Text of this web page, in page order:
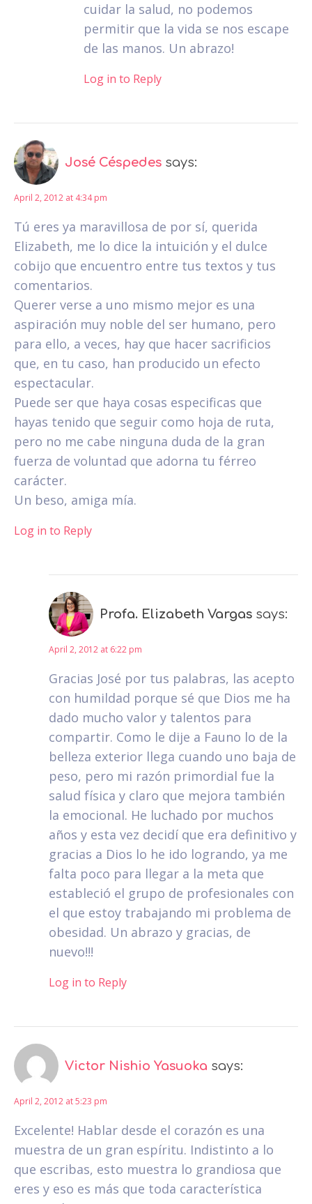
cuidar la salud, no podemos
permitir que la vida se nos escape
de las manos. Un abrazo!
Log in to Reply
José Céspedes says:
April 2, 2012 at 4:34 pm
Tú eres ya maravillosa de por sí, querida
Elizabeth, me lo dice la intuición y el dulce
cobijo que encuentro entre tus textos y tus
comentarios.
Querer verse a uno mismo mejor es una
aspiración muy noble del ser humano, pero
para ello, a veces, hay que hacer sacrificios
que, en tu caso, han producido un efecto
espectacular.
Puede ser que haya cosas especificas que
hayas tenido que seguir como hoja de ruta,
pero no me cabe ninguna duda de la gran
fuerza de voluntad que adorna tu férreo
carácter.
Un beso, amiga mía.
Log in to Reply
Profa. Elizabeth Vargas says:
April 2, 2012 at 6:22 pm
Gracias José por tus palabras, las acepto
con humildad porque sé que Dios me ha
dado mucho valor y talentos para
compartir. Como le dije a Fauno lo de la
belleza exterior llega cuando uno baja de
peso, pero mi razón primordial fue la
salud física y claro que mejora también
la emocional. He luchado por muchos
años y esta vez decidí que era definitivo y
gracias a Dios lo he ido logrando, ya me
falta poco para llegar a la meta que
estableció el grupo de profesionales con
el que estoy trabajando mi problema de
obesidad. Un abrazo y gracias, de
nuevo!!!
Log in to Reply
Victor Nishio Yasuoka says:
April 2, 2012 at 5:23 pm
Excelente! Hablar desde el corazón es una
muestra de un gran espíritu. Indistinto a lo
que escribas, esto muestra lo grandiosa que
eres y eso es más que toda característica